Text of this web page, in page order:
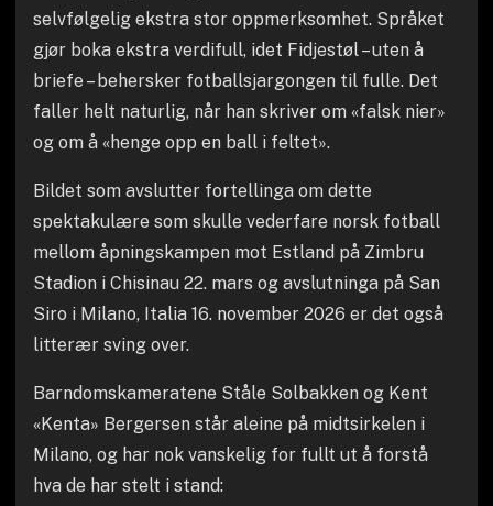
selvfølgelig ekstra stor oppmerksomhet. Språket
gjør boka ekstra verdifull, idet Fidjestøl – uten å
briefe – behersker fotballsjargongen til fulle. Det
faller helt naturlig, når han skriver om «falsk nier»
og om å «henge opp en ball i feltet».
Bildet som avslutter fortellinga om dette
spektakulære som skulle vederfare norsk fotball
mellom åpningskampen mot Estland på Zimbru
Stadion i Chisinau 22. mars og avslutninga på San
Siro i Milano, Italia 16. november 2026 er det også
litterær sving over.
Barndomskameratene Ståle Solbakken og Kent
«Kenta» Bergersen står aleine på midtsirkelen i
Milano, og har nok vanskelig for fullt ut å forstå
hva de har stelt i stand: